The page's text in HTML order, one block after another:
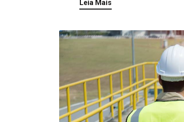
Leia Mais